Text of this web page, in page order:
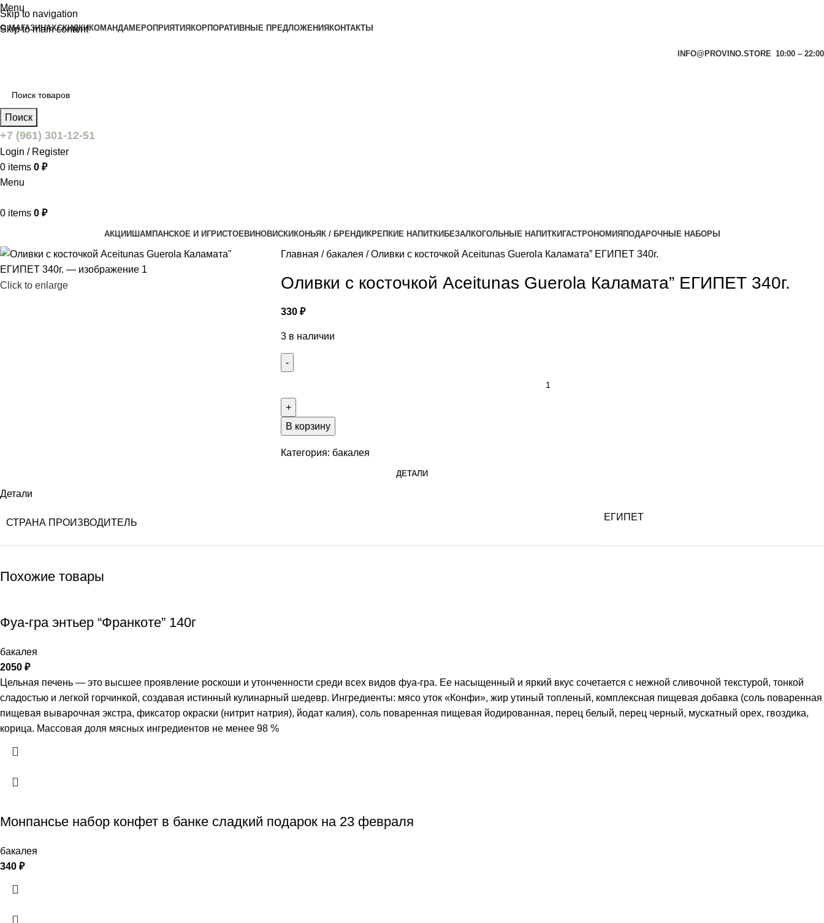
Skip to navigation
Skip to main content
Menu
О МАГАЗИНАХСКИДКИКОМАНДАМЕРОПРИЯТИЯ КОРПОРАТИВНЫЕ ПРЕДЛОЖЕНИЯ КОНТАКТЫ
INFO@PROVINO.STORE 10:00 – 22:00
Поиск
+7 (961) 301-12-51
Login / Register
0 items 0 ₽
Menu
0 items 0 ₽
АКЦИИШАМПАНСКОЕ И ИГРИСТОЕВИНОВИСКИКОНЬЯК / БРЕНДИКРЕПКИЕ НАПИТКИБЕЗАЛКОГОЛЬНЫЕ НАПИТКИГАСТРОНОМИЯПОДАРОЧНЫЕ НАБОРЫ
Click to enlarge
Главная бакалея Оливки с косточкой Aceitunas Guerola Каламата” ЕГИПЕТ 340г.
Оливки с косточкой Aceitunas Guerola Каламата” ЕГИПЕТ 340г.
330 ₽
3 в наличии
В корзину
Категория: бакалея
ДЕТАЛИ
Детали
СТРАНА ПРОИЗВОДИТЕЛЬ
ЕГИПЕТ
Похожие товары
Фуа-гра энтьер “Франкоте” 140г
бакалея
2050 ₽
Цельная печень — это высшее проявление роскоши и утонченности среди всех видов фуа-гра. Ее насыщенный и яркий вкус сочетается с нежной сливочной текстурой, тонкой
сладостью и легкой горчинкой, создавая истинный кулинарный шедевр. Ингредиенты: мясо уток «Конфи», жир утиный топленый, комплексная пищевая добавка (соль поваренная
пищевая выварочная экстра, фиксатор окраски (нитрит натрия), йодат калия), соль поваренная пищевая йодированная, перец белый, перец черный, мускатный орех, гвоздика,
корица. Массовая доля мясных ингредиентов не менее 98 %
Монпансье набор конфет в банке сладкий подарок на 23 февраля
бакалея
340 ₽